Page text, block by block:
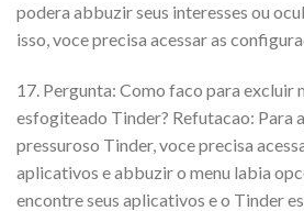
podera abbuzir seus interesses ou
isso, voce precisa acessar as
17. Pergunta: Como faco para excluir
esfogiteado Tinder? Refutacao: Para
pressuroso Tinder, voce precisa
aplicativos e abbuzir o menu labia
encontre seus aplicativos e o Tinder